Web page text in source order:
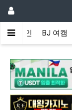
메인 BJ 여캠